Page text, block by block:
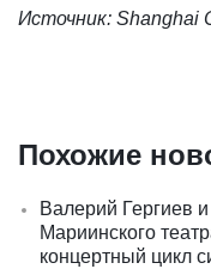
Источник: Shanghai
Похожие
Валерий Гергиев
Мариинского
концертный цикл